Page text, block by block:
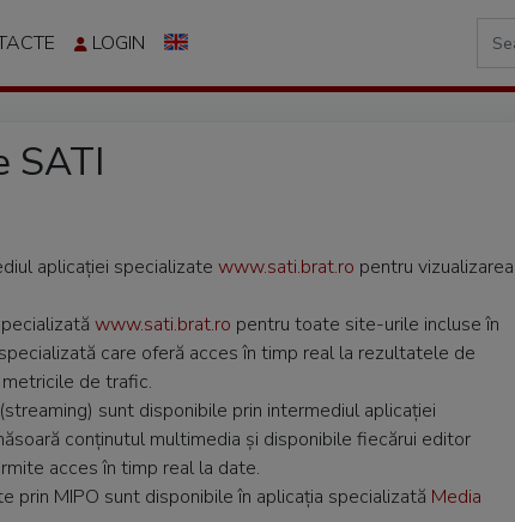
LOGIN
SATI
aplicației specializate www.sati.brat.ro pentru vizualizarea
www.sati.brat.ro pentru toate site-urile incluse în
care oferă acces în timp real la rezultatele de
de trafic.
sunt disponibile prin intermediul aplicației
conținutul multimedia și disponibile fiecărui editor
acces în timp real la date.
MIPO sunt disponibile în aplicația specializată Media